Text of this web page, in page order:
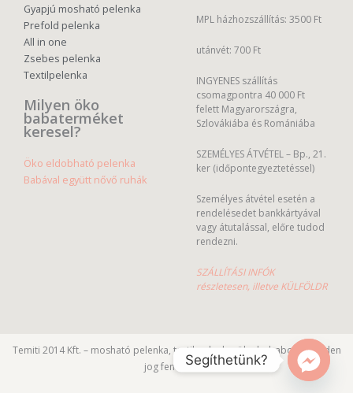
Gyapjú mosható pelenka
Prefold pelenka
All in one
Zsebes pelenka
Textilpelenka
Milyen öko
babaterméket
keresel?
Öko eldobható pelenka
Babával együtt nővő ruhák
MPL házhozszállítás: 3500 Ft
utánvét: 700 Ft
INGYENES szállítás
csomagpontra 40 000 Ft
felett Magyarországra,
Szlovákiába és Romániába
SZEMÉLYES ÁTVÉTEL – Bp., 21.
ker (időpontegyeztetéssel)
Személyes átvétel esetén a
rendelésedet bankkártyával
vagy átutalással, előre tudod
rendezni.
SZÁLLÍTÁSI INFÓK
részletesen, illetve KÜLFÖLDR
Temiti 2014 Kft. – mosható pelenka, textil pelenka, öko bababolt – Minden
jog fenntartva.Segíthetünk?